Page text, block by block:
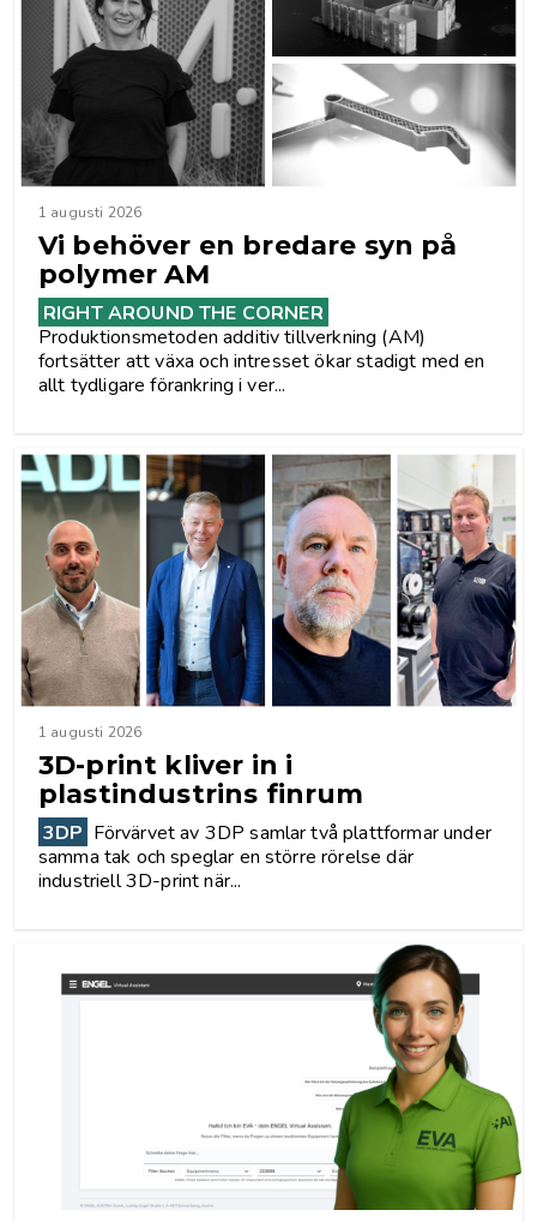
1 augusti 2026
Vi behöver en bredare syn på
polymer AM
RIGHT AROUND THE CORNER
Produktionsmetoden additiv tillverkning (AM)
fortsätter att växa och intresset ökar stadigt med en
allt tydligare förankring i ver...
1 augusti 2026
3D-print kliver in i
plastindustrins finrum
3DP Förvärvet av 3DP samlar två plattformar under
samma tak och speglar en större rörelse där
industriell 3D-print när...